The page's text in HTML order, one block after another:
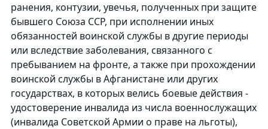
ранения, контузии, увечья, полученных при защите
бывшего Союза ССР, при исполнении иных
обязанностей воинской службы в другие периоды
или вследствие заболевания, связанного с
пребыванием на фронте, а также при прохождении
воинской службы в Афганистане или других
государствах, в которых велись боевые действия -
удостоверение инвалида из числа военнослужащих
(инвалида Советской Армии о праве на льготы),